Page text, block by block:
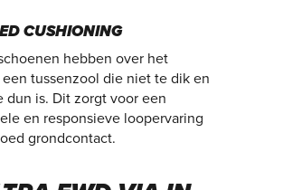
CUSHIONING
hebben over het
tussenzool die niet te dik en
dun is. Dit zorgt voor een
en responsieve loopervaring
grondcontact.